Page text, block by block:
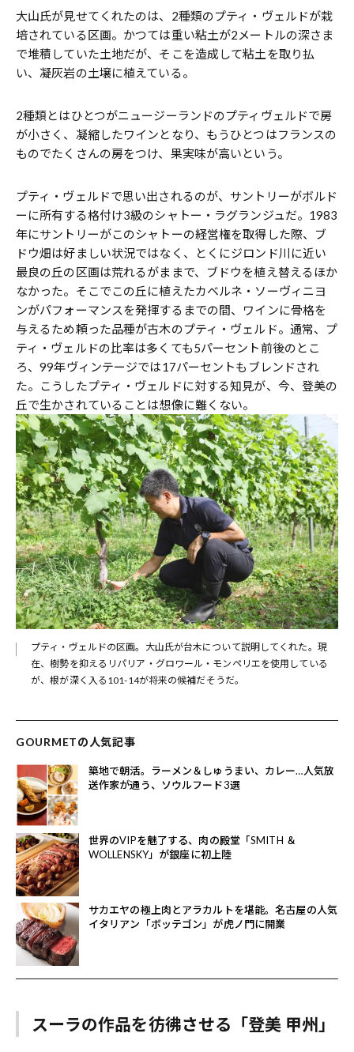
大山氏が見せてくれたのは、2種類のプティ・ヴェルドが栽
培されている区画。かつては重い粘土が2メートルの深さま
で堆積していた土地だが、そこを造成して粘土を取り払
い、凝灰岩の土壌に植えている。
2種類とはひとつがニュージーランドのプティヴェルドで房
が小さく、凝縮したワインとなり、もうひとつはフランスの
ものでたくさんの房をつけ、果実味が高いという。
プティ・ヴェルドで思い出されるのが、サントリーがボルド
ーに所有する格付け3級のシャトー・ラグランジュだ。1983
年にサントリーがこのシャトーの経営権を取得した際、ブ
ドウ畑は好ましい状況ではなく、とくにジロンド川に近い
最良の丘の区画は荒れるがままで、ブドウを植え替えるほか
なかった。そこでこの丘に植えたカベルネ・ソーヴィニヨ
ンがパフォーマンスを発揮するまでの間、ワインに骨格を
与えるため頼った品種が古木のプティ・ヴェルド。通常、プ
ティ・ヴェルドの比率は多くても5パーセント前後のとこ
ろ、99年ヴィンテージでは17パーセントもブレンドされ
た。こうしたプティ・ヴェルドに対する知見が、今、登美の
丘で生かされていることは想像に難くない。
プティ・ヴェルドの区画。大山氏が台木について説明してくれた。現
在、樹勢を抑えるリパリア・グロワール・モンペリエを使用している
が、根が深く入る101-14が将来の候補だそうだ。
GOURMETの人気記事
築地で朝活。ラーメン＆しゅうまい、カレー…人気放
送作家が通う、ソウルフード3選
世界のVIPを魅了する、肉の殿堂「SMITH ＆
WOLLENSKY」が銀座に初上陸
サカエヤの極上肉とアラカルトを堪能。名古屋の人気
イタリアン「ボッテゴン」が虎ノ門に開業
スーラの作品を彷彿させる「登美 甲州」